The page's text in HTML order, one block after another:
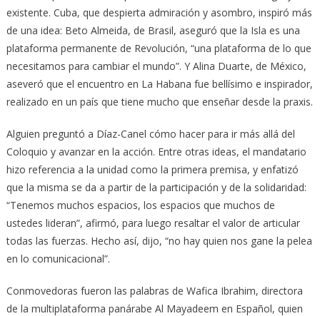
existente. Cuba, que despierta admiración y asombro, inspiró más
de una idea: Beto Almeida, de Brasil, aseguró que la Isla es una
plataforma permanente de Revolución, “una plataforma de lo que
necesitamos para cambiar el mundo”. Y Alina Duarte, de México,
aseveró que el encuentro en La Habana fue bellísimo e inspirador,
realizado en un país que tiene mucho que enseñar desde la praxis.
Alguien preguntó a Díaz-Canel cómo hacer para ir más allá del
Coloquio y avanzar en la acción. Entre otras ideas, el mandatario
hizo referencia a la unidad como la primera premisa, y enfatizó
que la misma se da a partir de la participación y de la solidaridad:
“Tenemos muchos espacios, los espacios que muchos de
ustedes lideran”, afirmó, para luego resaltar el valor de articular
todas las fuerzas. Hecho así, dijo, “no hay quien nos gane la pelea
en lo comunicacional”.
Conmovedoras fueron las palabras de Wafica Ibrahim, directora
de la multiplataforma panárabe Al Mayadeem en Español, quien